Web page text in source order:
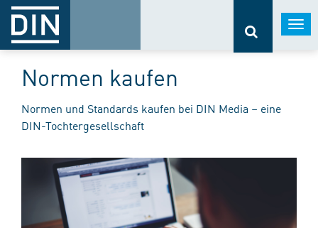
Normen kaufen
Normen und Standards kaufen bei DIN Media – eine
DIN-Tochtergesellschaft